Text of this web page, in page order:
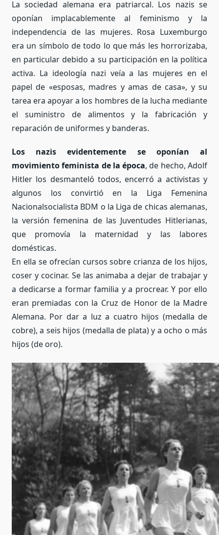
La sociedad alemana era patriarcal. Los nazis se
oponían implacablemente al feminismo y la
independencia de las mujeres. Rosa Luxemburgo
era un símbolo de todo lo que más les horrorizaba,
en particular debido a su participación en la política
activa. La ideología nazi veía a las mujeres en el
papel de «esposas, madres y amas de casa», y su
tarea era apoyar a los hombres de la lucha mediante
el suministro de alimentos y la fabricación y
reparación de uniformes y banderas.
Los nazis evidentemente se oponían al
movimiento feminista de la época, de hecho, Adolf
Hitler los desmanteló todos, encerró a activistas y
algunos los convirtió en la Liga Femenina
Nacionalsocialista BDM o la Liga de chicas alemanas,
la versión femenina de las Juventudes Hitlerianas,
que promovía la maternidad y las labores
domésticas.
En ella se ofrecían cursos sobre crianza de los hijos,
coser y cocinar. Se las animaba a dejar de trabajar y
a dedicarse a formar familia y a procrear. Y por ello
eran premiadas con la Cruz de Honor de la Madre
Alemana. Por dar a luz a cuatro hijos (medalla de
cobre), a seis hijos (medalla de plata) y a ocho o más
hijos (de oro).